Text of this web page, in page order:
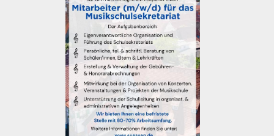
Ostermarkt
Einrichtungen
Stadtbücherei
Stadtarchiv